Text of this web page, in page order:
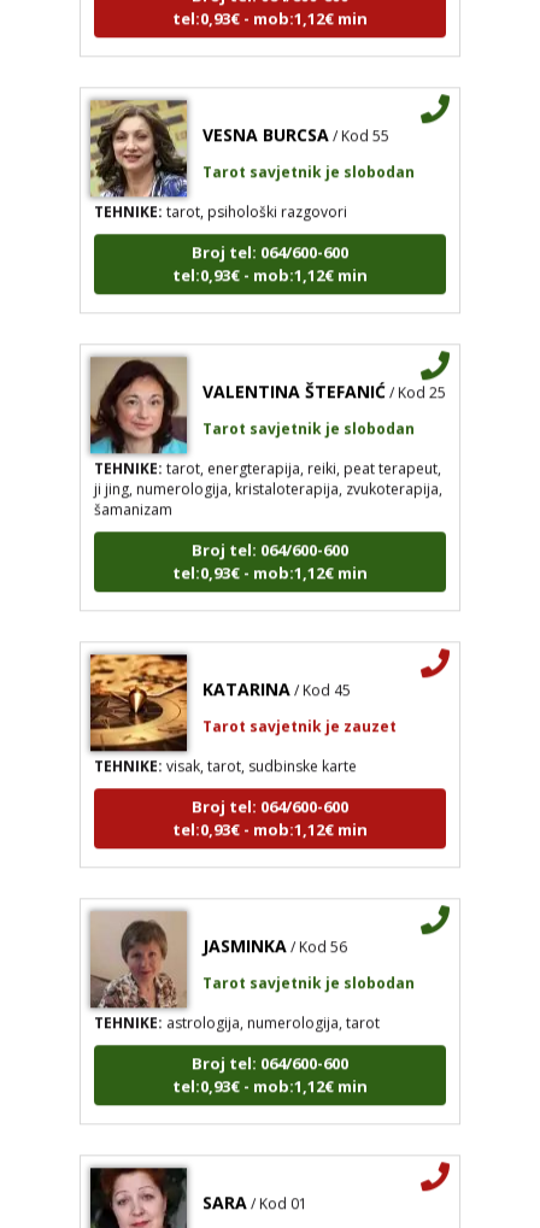
Tarot savjetnik je slobodan
TEHNIKE:tarot, psihološki razgovori
Broj tel: 064/600-600
tel:0,93€ - mob:1,12€ min
/ Kod 25
Tarot savjetnik je slobodan
TEHNIKE:tarot, energterapija, reiki, peat terapeut,
ji jing, numerologija, kristaloterapija, zvukoterapija,
šamanizam
tel:0,93€ - mob:1,12€ min
Tarot savjetnik je zauzet
TEHNIKE:visak, tarot, sudbinske karte
Broj tel: 064/600-600
tel:0,93€ - mob:1,12€ min
Tarot savjetnik je slobodan
TEHNIKE:astrologija, numerologija, tarot
Broj tel: 064/600-600
tel:0,93€ - mob:1,12€ min
Tarot savjetnik je zauzet